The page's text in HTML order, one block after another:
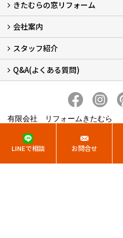
玄関ドアリフォームについて
リシェントについて (23)
・玄関ドアバリエーション (52)
・玄関引戸バリエーション (44)
・勝手口ドアバリエーション (11)
安心の自社施工
無料点検
保証について
価格について
概算見積について (2)
きたむらの窓リフォーム
窓リフォームについて (5)
・内窓設置-LIXILインプラス
・内窓設置-AGCまどまど
・窓交換
・エコガラス交換
・防犯・防災ガラス交換
会社案内
会社概要 (2)
ブログ
アクセス
施工エリア
施工までの流れ
SNSインフォメーション
チャット機能
オンライン打合わせ
補助金について (2)
スタッフ紹介
スタッフ紹介
Q&A(よくある質問)
有限会社 リフォームきたむら
兵庫県川西市下加茂1丁目31-8
TEL：0120-766-746/072-759-4754
FAX：072-759-4797
LINEで相談 お問合せ